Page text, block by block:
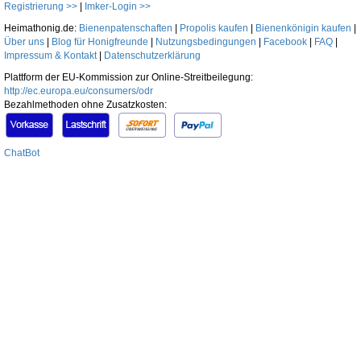
Registrierung >>
Imker-Login >>
Heimathonig.de: Bienenpatenschaften Propolis kaufen Bienenkönigin kaufen
Über uns
Blog für Honigfreunde Nutzungsbedingungen Facebook FAQ
Impressum & Kontakt|
Datenschutzerklärung
Plattform der EU-Kommission zur Online-Streitbeilegung:
http://ec.europa.eu/consumers/odr
Bezahlmethoden ohne Zusatzkosten:
ChatBot